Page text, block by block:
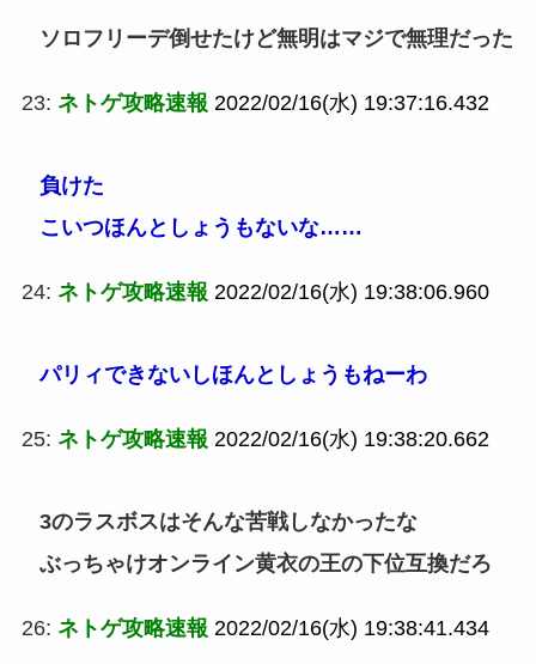
ソロフリーデ倒せたけど無明はマジで無理だった
23: ネトゲ攻略速報 2022/02/16(水) 19:37:16.432
負けた
こいつほんとしょうもないな……
24: ネトゲ攻略速報 2022/02/16(水) 19:38:06.960
パリィできないしほんとしょうもねーわ
25: ネトゲ攻略速報 2022/02/16(水) 19:38:20.662
3のラスボスはそんな苦戦しなかったな
ぶっちゃけオンライン黄衣の王の下位互換だろ
26: ネトゲ攻略速報 2022/02/16(水) 19:38:41.434